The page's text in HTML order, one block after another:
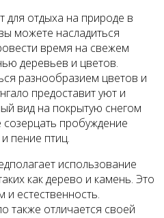
для отдыха на природе в
можете насладиться
время на свежем
деревьев и цветов.
разнообразием цветов и
предоставит уют и
вид на покрытую снегом
пробуждение
пение птиц.
использование
как дерево и камень. Это
естественность.
также отличается своей